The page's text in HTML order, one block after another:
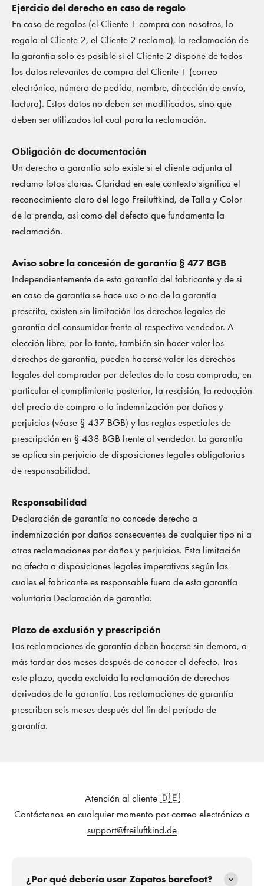
Ejercicio del derecho en caso de regalo
En caso de regalos (el Cliente 1 compra con nosotros, lo
regala al Cliente 2, el Cliente 2 reclama), la reclamación de
la garantía solo es posible si el Cliente 2 dispone de todos
los datos relevantes de compra del Cliente 1 (correo
electrónico, número de pedido, nombre, dirección de envío,
factura). Estos datos no deben ser modificados, sino que
deben ser utilizados tal cual para la reclamación.
Obligación de documentación
Un derecho a garantía solo existe si el cliente adjunta al
reclamo fotos claras. Claridad en este contexto significa el
reconocimiento claro del logo Freiluftkind, de Talla y Color
de la prenda, así como del defecto que fundamenta la
reclamación.
Aviso sobre la concesión de garantía § 477 BGB
Independientemente de esta garantía del fabricante y de si
en caso de garantía se hace uso o no de la garantía
prescrita, existen sin limitación los derechos legales de
garantía del consumidor frente al respectivo vendedor. A
elección libre, por lo tanto, también sin hacer valer los
derechos de garantía, pueden hacerse valer los derechos
legales del comprador por defectos de la cosa comprada, en
particular el cumplimiento posterior, la rescisión, la reducción
del precio de compra o la indemnización por daños y
perjuicios (véase § 437 BGB) y las reglas especiales de
prescripción en § 438 BGB frente al vendedor. La garantía
se aplica sin perjuicio de disposiciones legales obligatorias
de responsabilidad.
Responsabilidad
Declaración de garantía no concede derecho a
indemnización por daños consecuentes de cualquier tipo ni a
otras reclamaciones por daños y perjuicios. Esta limitación
no afecta a disposiciones legales imperativas según las
cuales el fabricante es responsable fuera de esta garantía
voluntaria Declaración de garantía.
Plazo de exclusión y prescripción
Las reclamaciones de garantía deben hacerse sin demora, a
más tardar dos meses después de conocer el defecto. Tras
este plazo, queda excluida la reclamación de derechos
derivados de la garantía. Las reclamaciones de garantía
prescriben seis meses después del fin del período de
garantía.
Atención al cliente 🇩🇪
Contáctanos en cualquier momento por correo electrónico a
support@freiluftkind.de
¿Por qué debería usar Zapatos barefoot?